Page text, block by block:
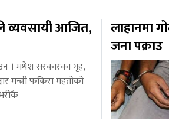
ले व्यवसायी आजित,
। मधेश सरकारका गृह,
मन्त्री फकिरा महतोको
लाहानमा
जना पक्राउ